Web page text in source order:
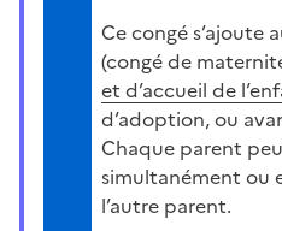
Ce congé s’ajoute
(congé de
et d’accueil de
d’adoption, ou
Chaque parent
simultanément ou
l’autre parent.